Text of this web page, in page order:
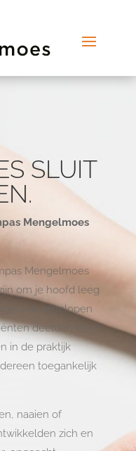
SLUIT
Mengelmoes
Mengelmoes
om je hoofd leeg
de afgelopen
deelden een
in de praktijk
toegankelijk
naaien of
zich en